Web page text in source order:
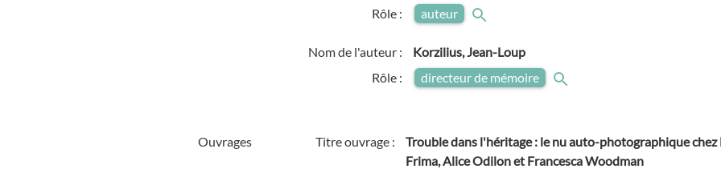
Rôle :
auteur
Nom de l'auteur :
Korzilius, Jean-Loup
Rôle :
directeur de mémoire
Ouvrages Titre ouvrage :
Trouble dans l'héritage : le nu auto-photographique
Frima, Alice Odilon et Francesca Woodman